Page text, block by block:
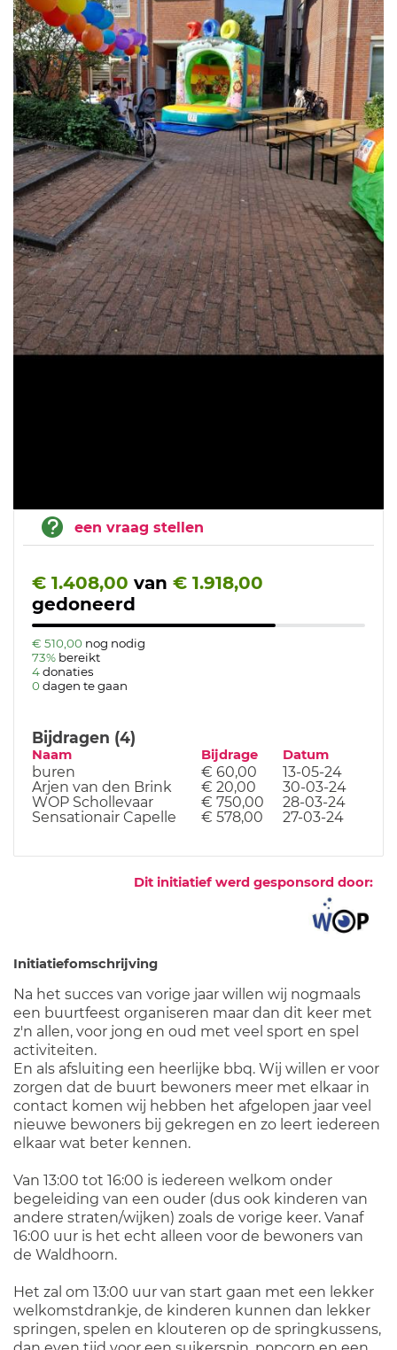
een vraag stellen
€ 1.408,00 van € 1.918,00
gedoneerd
€ 510,00 nog nodig
73% bereikt
4donaties
0 dagen te gaan
Bijdragen (4)
Naam Bijdrage Datum
buren € 60,00
13-05-24
Arjen van den Brink
€ 20,00
30-03-24
WOP Schollevaar
€ 750,00
28-03-24
Sensationair Capelle
€ 578,00 27-03-24
Dit initiatief werd gesponsord door:
Initiatiefomschrijving
Na het succes van vorige jaar willen wij nogmaals
een buurtfeest organiseren maar dan dit keer met
z'n allen, voor jong en oud met veel sport en spel
activiteiten.
En als afsluiting een heerlijke bbq. Wij willen er voor
zorgen dat de buurt bewoners meer met elkaar in
contact komen wij hebben het afgelopen jaar veel
nieuwe bewoners bij gekregen en zo leert iedereen
elkaar wat beter kennen.
Van 13:00 tot 16:00 is iedereen welkom onder
begeleiding van een ouder (dus ook kinderen van
andere straten/wijken) zoals de vorige keer. Vanaf
16:00 uur is het echt alleen voor de bewoners van
de Waldhoorn.
Het zal om 13:00 uur van start gaan met een lekker
welkomstdrankje, de kinderen kunnen dan lekker
springen, spelen en klouteren op de springkussens,